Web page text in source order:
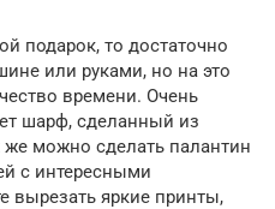
подарок, то достаточно
или руками, но на это
времени. Очень
шарф, сделанный из
можно сделать палантин
с интересными
вырезать яркие принты,